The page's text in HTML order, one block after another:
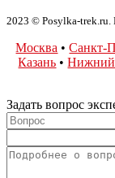
2023 © Posylka-trek.ru.
Москва •Санкт-
Казань •Нижний
Задать вопрос